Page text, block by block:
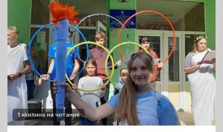
1 хвилина на читання